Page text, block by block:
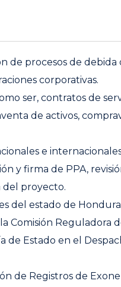
de procesos de debida
corporativas.
ser, contratos de
de activos,
e
y firma de PPA,
del proyecto.
del estado de
Comisión Reguladora
de Estado en el
de Registros de